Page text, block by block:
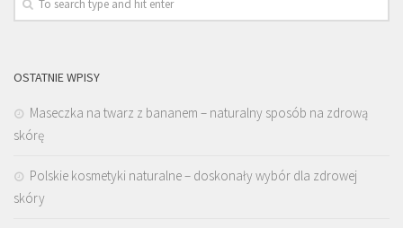
OSTATNIE WPISY
Maseczka na twarz z bananem – naturalny sposób na zdrową
skórę
Polskie kosmetyki naturalne – doskonały wybór dla zdrowej
skóry